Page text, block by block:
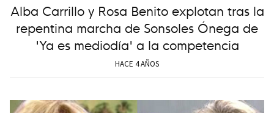
Alba Carrillo y Rosa Benito explotan tras la
repentina marcha de Sonsoles Ónega de
'Ya es mediodía' a la competencia
HACE 4 AÑOS